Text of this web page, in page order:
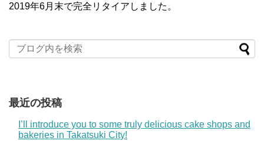
2019年6月末で完全リタイアしました。
最近の投稿
I’ll introduce you to some truly delicious cake shops and
bakeries in Takatsuki City!